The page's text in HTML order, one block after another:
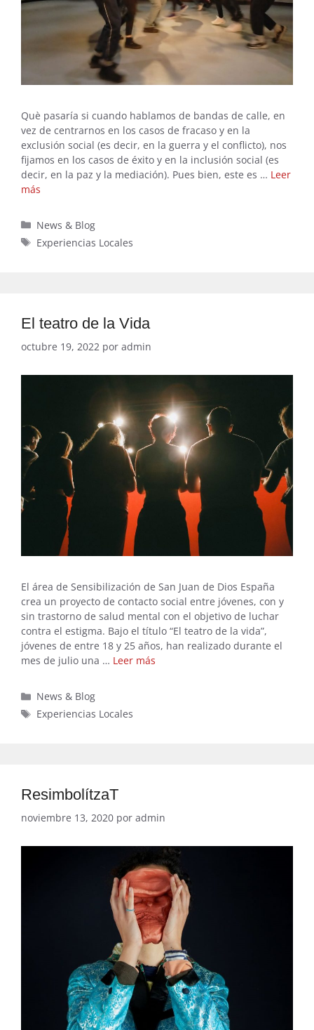
Què pasaría si cuando hablamos de bandas de calle, en
vez de centrarnos en los casos de fracaso y en la
exclusión social (es decir, en la guerra y el conflicto), nos
fijamos en los casos de éxito y en la inclusión social (es
decir, en la paz y la mediación). Pues bien, este es … Leer
más
Categorías
News & Blog
Etiquetas
Experiencias Locales
El teatro de la Vida
octubre 19, 2022 por admin
El área de Sensibilización de San Juan de Dios España
crea un proyecto de contacto social entre jóvenes, con y
sin trastorno de salud mental con el objetivo de luchar
contra el estigma. Bajo el título “El teatro de la vida”,
jóvenes de entre 18 y 25 años, han realizado durante el
mes de julio una … Leer más
Categorías
News & Blog
Etiquetas
Experiencias Locales
ResimbolítzaT
noviembre 13, 2020 por admin